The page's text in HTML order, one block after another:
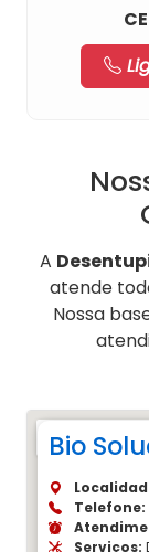
A
atende
Nossa
Bio
Telefone:
Serviços: